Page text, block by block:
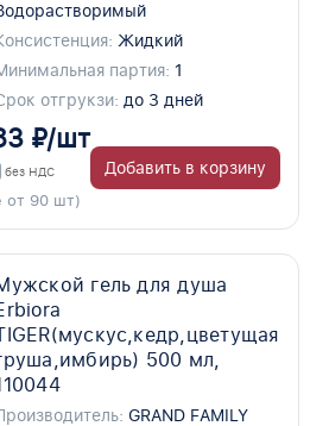
Жидкий
партия: 1
отгрукзи: до 3 дней
₽/шт
без НДС
от 90 шт)
Добавить в корзину
гель для душа
500 мл,
GRAND FAMILY